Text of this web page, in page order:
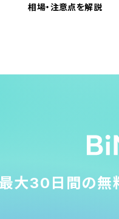
相場・注意点を解説
最大30日間の無